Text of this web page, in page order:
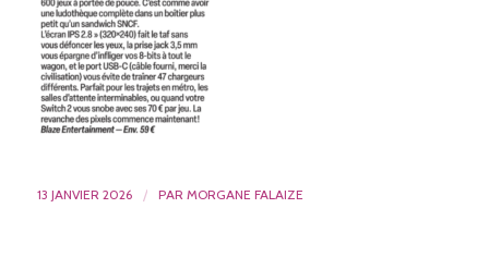
13 JANVIER 2026 / PAR MORGANE FALAIZE